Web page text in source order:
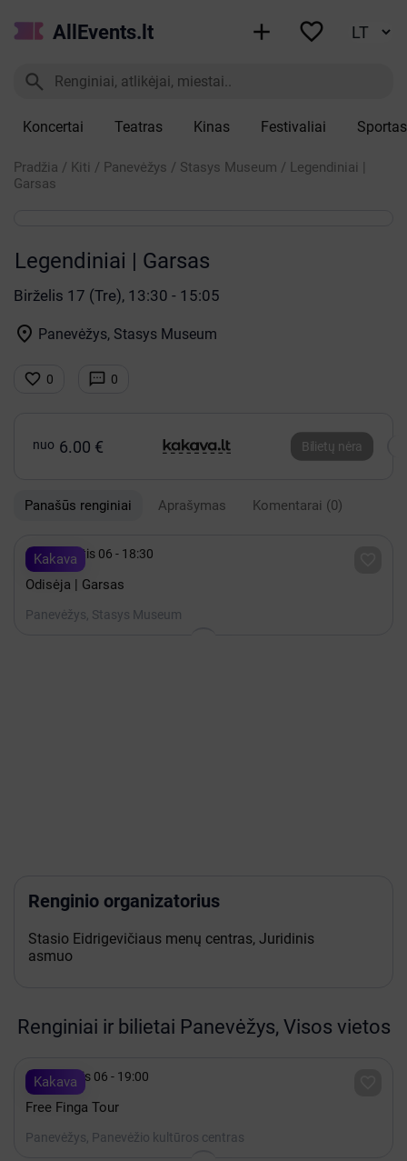
AllEvents.lt  

Koncertai Teatras Kinas Festivaliai Sportas
Pradžia / Kiti / Panevėžys / Stasys Museum / Legendiniai |
Garsas
Legendiniai | Garsas
Birželis 17 (Tre), 13:30 - 15:05
 Panevėžys, Stasys Museum
 0  0
nuo 6.00 € Bilietų nėra
Panašūs renginiai Aprašymas Komentarai (0)
Kakava
 Rugpjūtis 06 - 18:30
Odisėja | Garsas
Panevėžys, Stasys Museum
Renginio organizatorius
Stasio Eidrigevičiaus menų centras, Juridinis
asmuo
Renginiai ir bilietai Panevėžys, Visos vietos
Kakava
 Lapkritis 06 - 19:00
Free Finga Tour
Panevėžys, Panevėžio kultūros centras